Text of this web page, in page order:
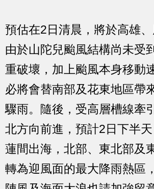
預估在2日清晨，將於高雄、
由於山陀兒颱風結構尚未受
重破壞，加上颱風本身移動
必將會替南部及花東地區帶
驟雨。隨後，受高層槽線牽
北方向前進，預計2日下半
蓮間出海，北部、東北部及
轉為迎風面的最大降雨熱區